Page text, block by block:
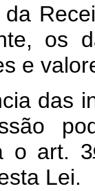
os
e
das
o art. 3
Lei.